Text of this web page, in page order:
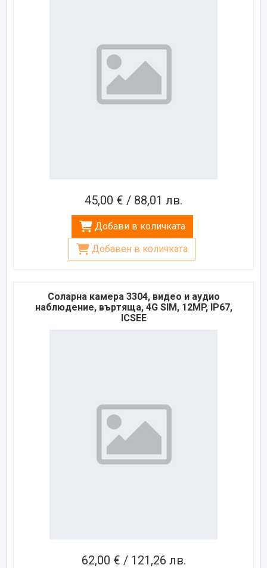
45,00 € / 88,01 лв.
Добави в количката
Добавен в количката
Соларна камера 3304, видео и аудио
наблюдение, въртяща, 4G SIM, 12MP, IP67,
ICSEE
62,00 € / 121,26 лв.